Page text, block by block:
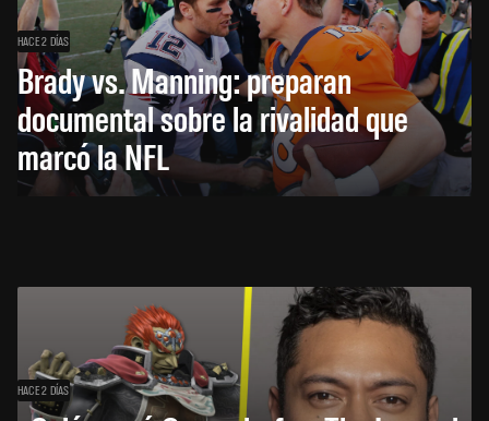
HACE 2 DÍAS
Brady vs. Manning: preparan
documental sobre la rivalidad que
marcó la NFL
HACE 2 DÍAS